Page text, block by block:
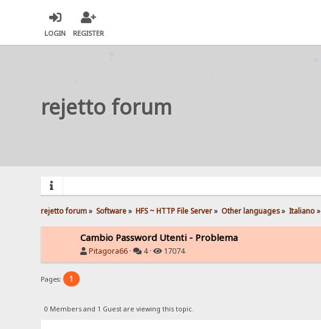
LOGIN REGISTER
rejetto forum
rejetto forum» Software» HFS ~ HTTP File Server» Other languages» Italiano»
Cambio Password Utenti - Problema
Pitagora66 · 4 · 17074
Pages: 1
0 Members and 1 Guest are viewing this topic.